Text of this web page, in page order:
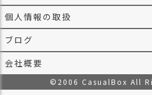
個人情報の取扱
ブログ
会社概要
©2006 CasualBox All